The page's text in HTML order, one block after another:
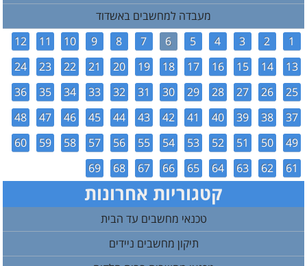
מעבדה למחשבים באשדוד
1
2
3
4
5
6
7
8
9
10
11
12
13
14
15
16
17
18
19
20
21
22
23
24
25
26
27
28
29
30
31
32
33
34
35
36
37
38
39
40
41
42
43
44
45
46
47
48
49
50
51
52
53
54
55
56
57
58
59
60
61
62
63
64
65
66
67
68
69
קטגוריות אחרונות
טכנאי מחשבים עד הבית
תיקון מחשבים ניידים